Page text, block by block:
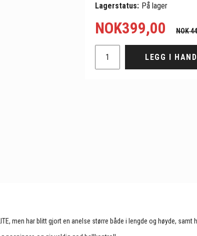
Lagerstatus: På lager
NOK399,00 NOK
LEGG I
men har blitt gjort en anelse større både i lengde og høyde,